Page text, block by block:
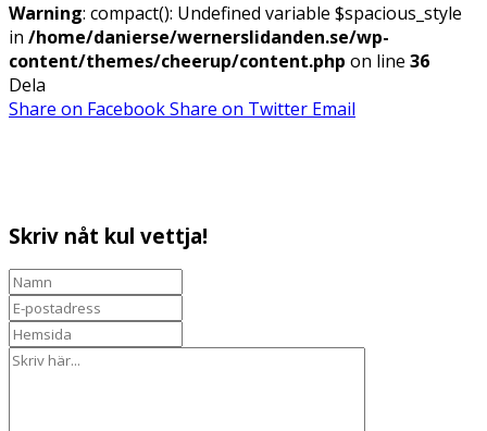
Warning: compact(): Undefined variable $spacious_style
in /home/danierse/wernerslidanden.se/wp-
content/themes/cheerup/content.php on line 36
Dela
Share on FacebookShare on Twitter Email
Skriv nåt kul vettja!